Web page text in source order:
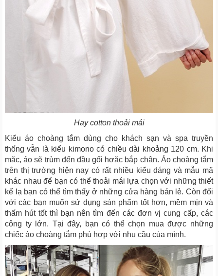
Hay cotton thoải mái
Kiểu áo choàng tắm dùng cho khách sạn và spa truyền
thống vẫn là kiểu kimono có chiều dài khoảng 120 cm. Khi
mặc, áo sẽ trùm đến đầu gối hơặc bắp chân. Áo choàng tắm
trên thị trường hiện nay có rất nhiều kiểu dáng và mẫu mã
khác nhau để bạn có thể thoải mái lựa chọn với những thiết
kế lạ bạn có thể tìm thấy ở những cửa hàng bán lẻ. Còn đối
với các bạn muốn sử dụng sản phẩm tốt hơn, mềm mịn và
thấm hút tốt thì bạn nên tìm đến các đơn vị cung cấp, các
công ty lớn. Tại đây, bạn có thể chọn mua được những
chiếc áo choàng tắm phù hợp với nhu cầu của mình.